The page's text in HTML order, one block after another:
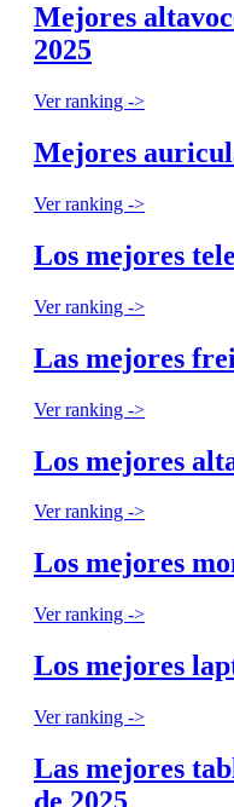
Mejores
2025
Ver ranking ->
Mejores
Ver ranking ->
Los mejores
Ver ranking ->
Las mejores
Ver ranking ->
Los mejores
Ver ranking ->
Los mejores
Ver ranking ->
Los mejores
Ver ranking ->
Las mejores